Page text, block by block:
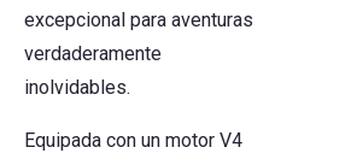
excepcional para aventuras
verdaderamente
inolvidables.
Equipada con un motor V4